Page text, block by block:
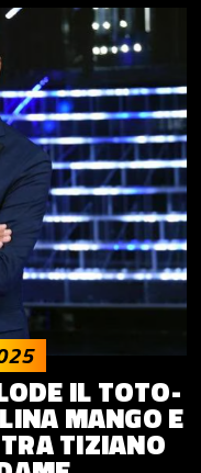
IL TOTO-
MANGO E
TIZIANO